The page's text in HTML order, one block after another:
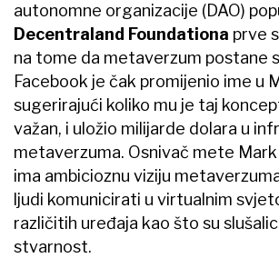
autonomne organizacije (DAO)
Decentraland Foundationa prve
na tome da metaverzum postane
Facebook je čak promijenio ime u
sugerirajući koliko mu je taj
važan, i uložio milijarde dolara u
metaverzuma. Osnivač mete
ima ambicioznu viziju
ljudi komunicirati u virtualnim
različitih uređaja kao što su
stvarnost.